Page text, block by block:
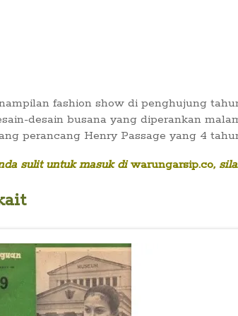
fashion show di penghujung
desain busana yang diperankan
perancang Henry Passage yang 4
sulit untuk masuk diwarungarsip.co,